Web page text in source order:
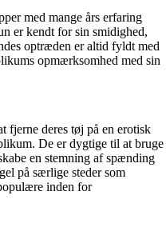
med mange års erfaring
er kendt for sin smidighed,
optræden er altid fyldt med
opmærksomhed med sin
fjerne deres tøj på en erotisk
De er dygtige til at bruge
en stemning af spænding
på særlige steder som
inden for